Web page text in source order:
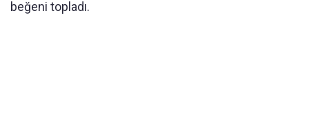
beğeni topladı.